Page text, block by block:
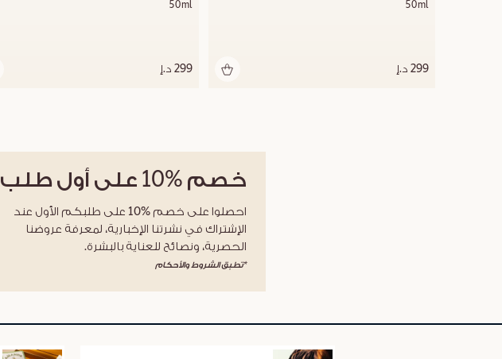
50ml
299 د.إ
50ml
299 د.إ
خصم %10 على أول طلب
احصلوا على خصم %10 على طلبكم الأول عند
الإشتراك في نشرتنا الإخبارية، لمعرفة عروضنا
الحصرية، ونصائح للعناية بالبشرة.
*تطبق الشروط والأحكام